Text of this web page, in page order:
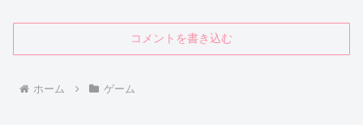
コメントを書き込む
ホーム ゲーム